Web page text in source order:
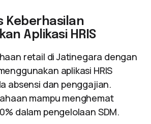
Keberhasilan
Aplikasi HRIS
retail di Jatinegara dengan
aplikasi HRIS
absensi dan penggajian.
mampu menghemat
dalam pengelolaan SDM.